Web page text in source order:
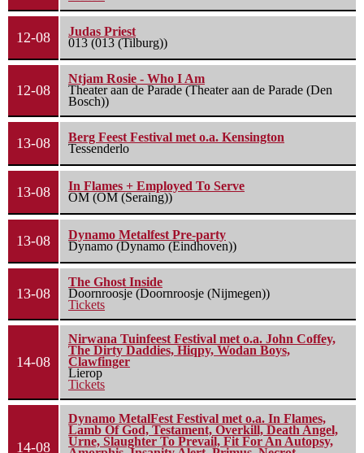
12-08
Judas Priest
013 (013 (Tilburg))
12-08
Ntjam Rosie - Who I Am
Theater aan de Parade (Theater aan de Parade (Den
Bosch))
13-08
Berg Feest Festival met o.a. Kensington
Tessenderlo
13-08
In Flames + Employed To Serve
OM (OM (Seraing))
13-08
Dynamo Metalfest Pre-party
Dynamo (Dynamo (Eindhoven))
13-08
The Ghost Inside
Doornroosje (Doornroosje (Nijmegen))
Tickets
14-08
Nirwana Tuinfeest Festival met o.a. John Coffey,
The Dirty Daddies, Hiqpy, Wodan Boys,
Clawfinger
Lierop
Tickets
14-08
Dynamo MetalFest Festival met o.a. In Flames,
Lamb Of God, Testament, Overkill, Death Angel,
Urne, Slaughter To Prevail, Fit For An Autopsy,